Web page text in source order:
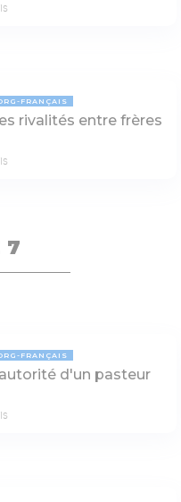
FRANÇAIS
rivalités entre frères
7
FRANÇAIS
d'un pasteur